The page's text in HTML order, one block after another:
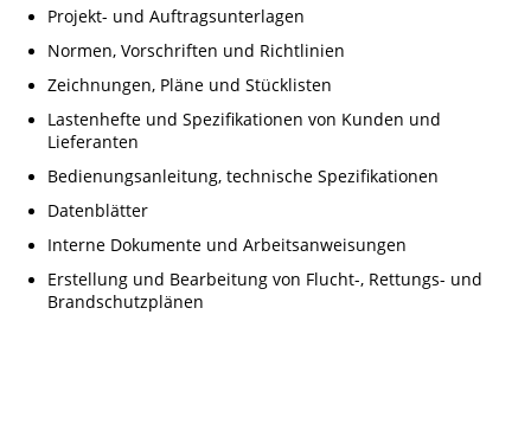
Projekt- und Auftragsunterlagen
Normen, Vorschriften und Richtlinien
Zeichnungen, Pläne und Stücklisten
Lastenhefte und Spezifikationen von Kunden und
Lieferanten
Bedienungsanleitung, technische Spezifikationen
Datenblätter
Interne Dokumente und Arbeitsanweisungen
Erstellung und Bearbeitung von Flucht-, Rettungs- und
Brandschutzplänen